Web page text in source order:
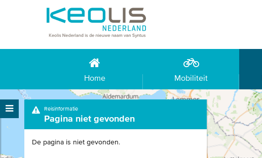
Home Mobiliteit
Reisinformatie
Pagina niet gevonden
De pagina is niet gevonden.